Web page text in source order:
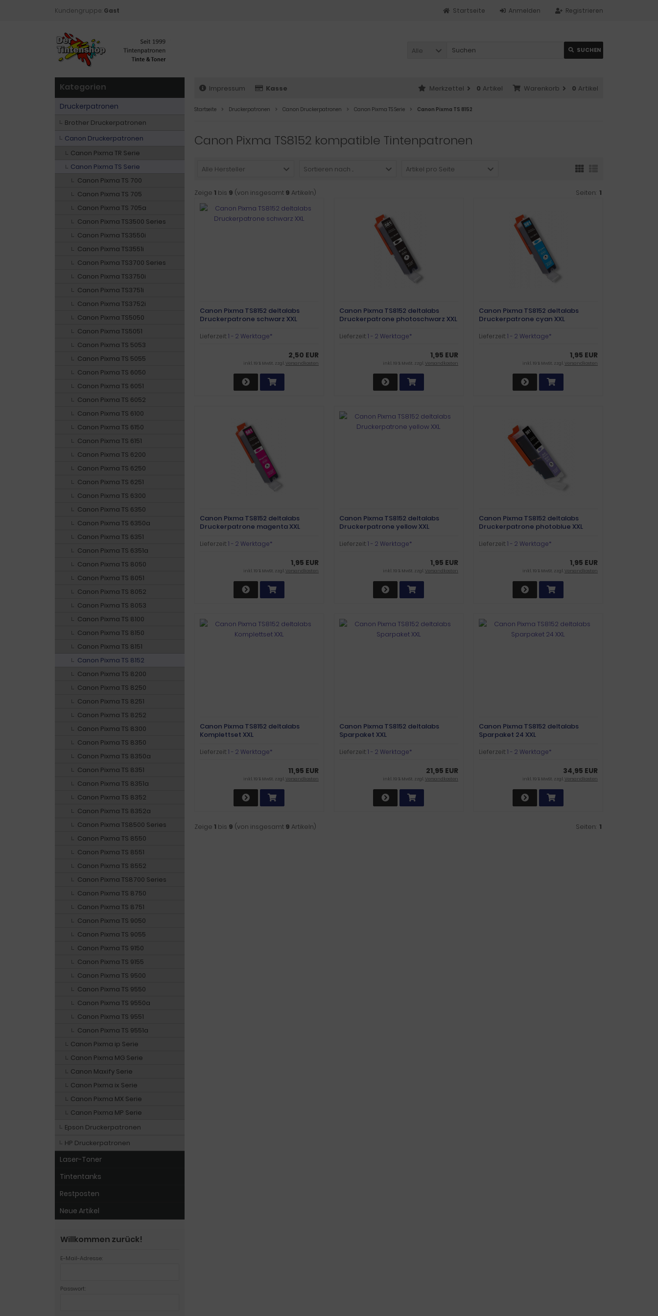
Kundengruppe: Gast Registrieren
Anmelden
Startseite
Alle SUCHEN
Impressum Kasse Warenkorb 0 Artikel
Merkzettel 0 Artikel
Startseite Druckerpatronen Canon Druckerpatronen Canon Pixma TS Serie Canon Pixma TS 8152
Canon Pixma TS8152 kompatible Tintenpatronen
Alle Hersteller Sortieren nach ... Artikel pro Seite
Zeige 1 bis 9 (von insgesamt 9 Artikeln) Seiten: 1
Canon Pixma TS8152 deltalabs
Druckerpatrone schwarz XXL
Lieferzeit:1 - 2 Werktage*
2,50 EUR
inkl. 19 % MwSt. zzgl.Versandkosten
Canon Pixma TS8152 deltalabs
Druckerpatrone photoschwarz XXL
Lieferzeit:1 - 2 Werktage*
1,95 EUR
inkl. 19 % MwSt. zzgl.Versandkosten
Canon Pixma TS8152 deltalabs
Druckerpatrone cyan XXL
Lieferzeit:1 - 2 Werktage*
1,95 EUR
inkl. 19 % MwSt. zzgl.Versandkosten
Canon Pixma TS8152 deltalabs
Druckerpatrone magenta XXL
Lieferzeit:1 - 2 Werktage*
1,95 EUR
inkl. 19 % MwSt. zzgl.Versandkosten
Canon Pixma TS8152 deltalabs
Druckerpatrone yellow XXL
Lieferzeit:1 - 2 Werktage*
1,95 EUR
inkl. 19 % MwSt. zzgl.Versandkosten
Canon Pixma TS8152 deltalabs
Druckerpatrone photoblue XXL
Lieferzeit:1 - 2 Werktage*
1,95 EUR
inkl. 19 % MwSt. zzgl.Versandkosten
Canon Pixma TS8152 deltalabs
Komplettset XXL
Lieferzeit:1 - 2 Werktage*
11,95 EUR
inkl. 19 % MwSt. zzgl.Versandkosten
Canon Pixma TS8152 deltalabs
Sparpaket XXL
Lieferzeit:1 - 2 Werktage*
21,95 EUR
inkl. 19 % MwSt. zzgl.Versandkosten
Canon Pixma TS8152 deltalabs
Sparpaket 24 XXL
Lieferzeit:1 - 2 Werktage*
34,95 EUR
inkl. 19 % MwSt. zzgl.Versandkosten
Zeige 1 bis 9 (von insgesamt 9 Artikeln) Seiten: 1
Kategorien
Druckerpatronen
Brother Druckerpatronen
Canon Druckerpatronen
Canon Pixma TR Serie
Canon Pixma TS Serie
Canon Pixma TS 700
Canon Pixma TS 705
Canon Pixma TS 705a
Canon Pixma TS3500 Series
Canon Pixma TS3550i
Canon Pixma TS3551i
Canon Pixma TS3700 Series
Canon Pixma TS3750i
Canon Pixma TS3751i
Canon Pixma TS3752i
Canon Pixma TS5050
Canon Pixma TS5051
Canon Pixma TS 5053
Canon Pixma TS 5055
Canon Pixma TS 6050
Canon Pixma TS 6051
Canon Pixma TS 6052
Canon Pixma TS 6100
Canon Pixma TS 6150
Canon Pixma TS 6151
Canon Pixma TS 6200
Canon Pixma TS 6250
Canon Pixma TS 6251
Canon Pixma TS 6300
Canon Pixma TS 6350
Canon Pixma TS 6350a
Canon Pixma TS 6351
Canon Pixma TS 6351a
Canon Pixma TS 8050
Canon Pixma TS 8051
Canon Pixma TS 8052
Canon Pixma TS 8053
Canon Pixma TS 8100
Canon Pixma TS 8150
Canon Pixma TS 8151
Canon Pixma TS 8152
Canon Pixma TS 8200
Canon Pixma TS 8250
Canon Pixma TS 8251
Canon Pixma TS 8252
Canon Pixma TS 8300
Canon Pixma TS 8350
Canon Pixma TS 8350a
Canon Pixma TS 8351
Canon Pixma TS 8351a
Canon Pixma TS 8352
Canon Pixma TS 8352a
Canon Pixma TS8500 Series
Canon Pixma TS 8550
Canon Pixma TS 8551
Canon Pixma TS 8552
Canon Pixma TS8700 Series
Canon Pixma TS 8750
Canon Pixma TS 8751
Canon Pixma TS 9050
Canon Pixma TS 9055
Canon Pixma TS 9150
Canon Pixma TS 9155
Canon Pixma TS 9500
Canon Pixma TS 9550
Canon Pixma TS 9550a
Canon Pixma TS 9551
Canon Pixma TS 9551a
Canon Pixma ip Serie
Canon Pixma MG Serie
Canon Maxify Serie
Canon Pixma ix Serie
Canon Pixma MX Serie
Canon Pixma MP Serie
Epson Druckerpatronen
HP Druckerpatronen
Laser-Toner
Tintentanks
Restposten
Neue Artikel
Willkommen zurück!
E-Mail-Adresse:
Passwort: